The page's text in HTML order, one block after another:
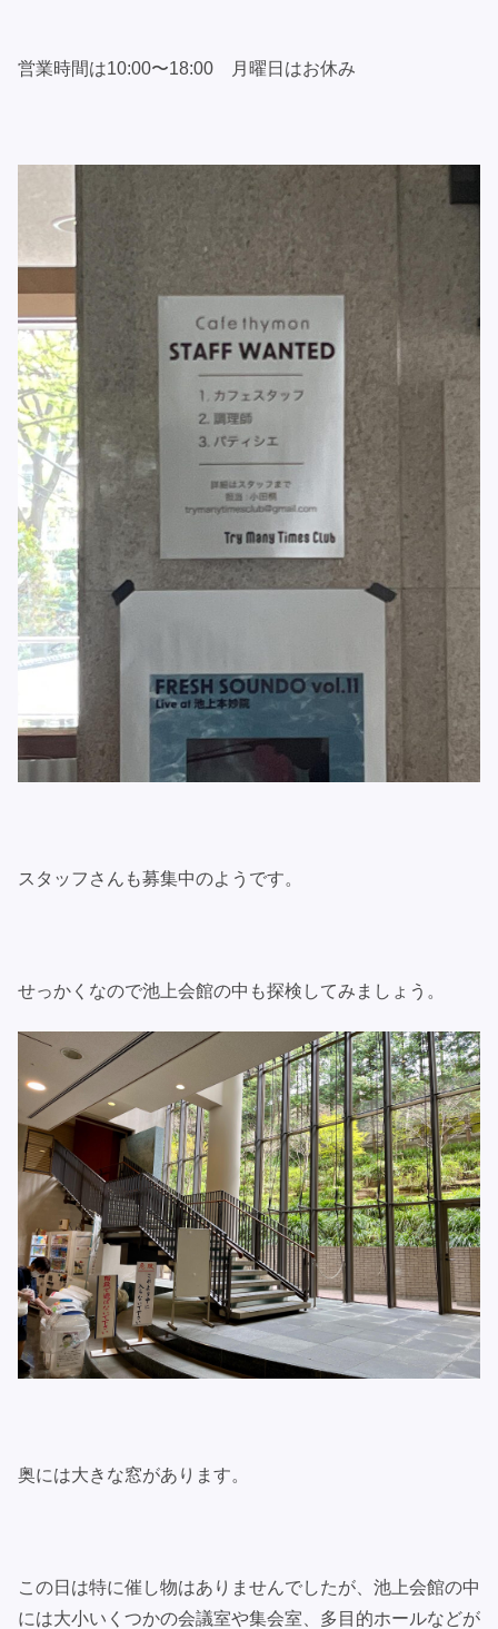
営業時間は10:00〜18:00 月曜日はお休み
スタッフさんも募集中のようです。
せっかくなので池上会館の中も探検してみましょう。
奥には大きな窓があります。
この日は特に催し物はありませんでしたが、池上会館の中
には大小いくつかの会議室や集会室、多目的ホールなどが